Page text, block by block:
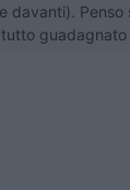
davanti).